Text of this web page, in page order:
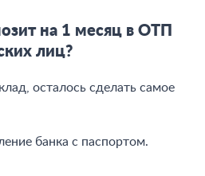
на 1 месяц в ОТП
лиц?
осталось сделать самое
банка с паспортом.